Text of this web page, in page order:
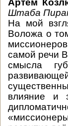
Артем
Штаба
На мой
Воложа о
самой речи
смысла
влияние и